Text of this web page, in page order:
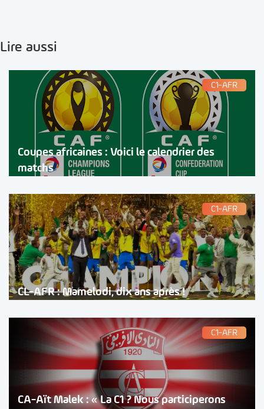
Lire aussi
C1-AFR
Coupes africaines : Voici le calendrier des
matchs
C1-AFR
CL-AFR : Mamelodi, dix ans après !
C1-AFR
CA-Aït Malek : « La C1 ? Nous participerons